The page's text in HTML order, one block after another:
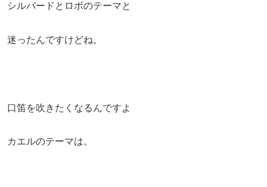
シルバードとロボのテーマと
迷ったんですけどね。
口笛を吹きたくなるんですよ
カエルのテーマは。